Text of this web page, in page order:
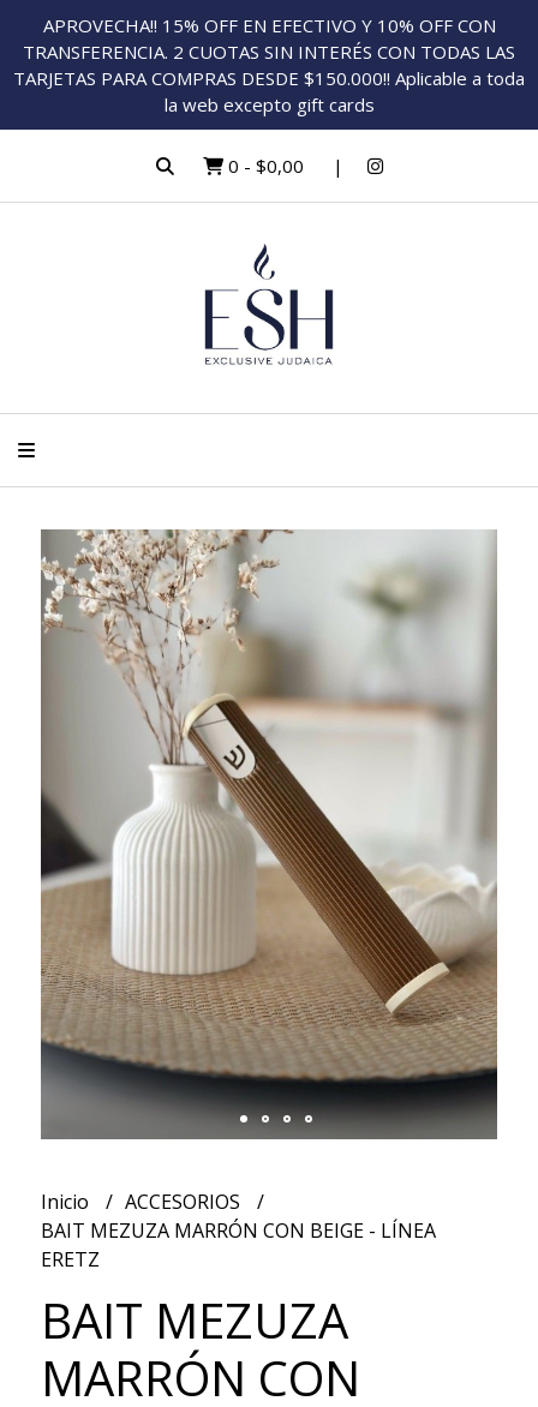
APROVECHA!! 15% OFF EN EFECTIVO Y 10% OFF CON
TRANSFERENCIA. 2 CUOTAS SIN INTERÉS CON TODAS LAS
TARJETAS PARA COMPRAS DESDE $150.000!! Aplicable a toda
la web excepto gift cards
0 - $0,00
Inicio
ACCESORIOS
BAIT MEZUZA MARRÓN CON BEIGE - LÍNEA
ERETZ
BAIT MEZUZA
MARRÓN CON